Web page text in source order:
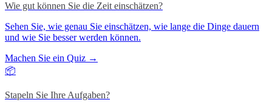
Wie gut können Sie die Zeit einschätzen?
Sehen Sie, wie genau Sie einschätzen, wie lange die Dinge dauern
und wie Sie besser werden können.
Machen Sie ein Quiz →
📦
Stapeln Sie Ihre Aufgaben?